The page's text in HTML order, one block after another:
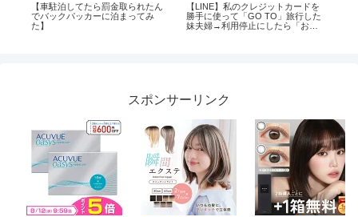
【車駐泊してたら罰金取られたん
でバックパッカーに泊まってみ
た】
【LINE】私のクレジットカードを
勝手に使って「GO TO」旅行した
妹夫婦→利用停止にしたら「お姉
スポンサーリンク